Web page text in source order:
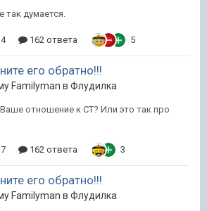
так думается.
162 ответа 5
его обратно!!!
Familyman в Флудилка
отношение к СТ? Или это так про
162 ответа 3
его обратно!!!
Familyman в Флудилка